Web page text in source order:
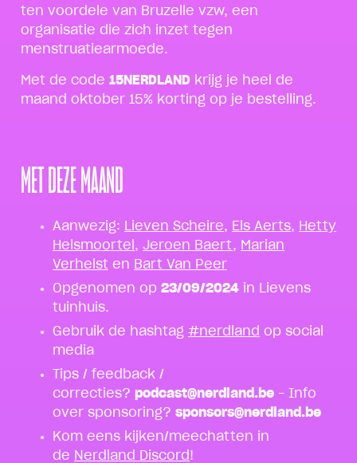
ten voordele van Bruzelle vzw, een
organisatie die zich inzet tegen
menstruatiearmoede.
Met de code 15NERDLAND krijg je heel de
maand oktober 15% korting op je bestelling.
MET DEZE MAAND
Aanwezig: Lieven Scheire, Els Aerts, Hetty
Helsmoortel , Jeroen Baert, Marian
Verhelst en Bart Van Peer
Opgenomen op 23/09/2024 in Lievens
tuinhuis.
Gebruik de hashtag #nerdland op social
media
Tips / feedback /
correcties? podcast@nerdland.be – Info
over sponsoring? sponsors@nerdland.be
Kom eens kijken/meechatten in
de Nerdland Discord!